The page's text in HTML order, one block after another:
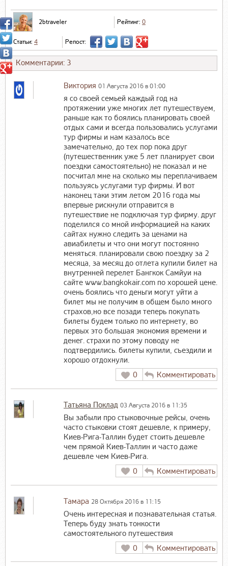
2btraveler Рейтинг: 0
Статьи: 4 Репост:
Комментарии: 3
Виктория 01 Августа 2016 в 01:00
я со своей семьей каждый год на
протяжении уже многих лет путешествуем,
раньше как то боялись планировать своей
отдых сами и всегда пользовались услугами
тур фирмы и нам казалось все
замечательно, до тех пор пока друг
(путешественник уже 5 лет планирует свои
поездки самостоятельно) не показал и не
посчитал мне на сколько мы переплачиваем
пользуясь услугами тур фирмы. И вот
наконец таки этим летом 2016 года мы
впервые рискнули отправится в
путешествие не подключая тур фирму. друг
поделился со мной информацией на каких
сайтах нужно следить за ценами на
авиабилеты и что они могут постоянно
меняться. планировали свою поездку за 2
месяца, за месяц до отлета купили билет на
внутренней перелет Бангкок Самйуи на
сайте www.bangkokair.com по хорошей цене.
очень боялись что деньги могут уйти а
билет мы не получим в общем было много
страхов,но все позади теперь покупать
билеты будем только по интернету, во
первых это большая экономия времени и
денег. страхи по этому поводу не
подтвердились. билеты купили, съездили и
хорошо отдохнули.
0
Комментировать
Татьяна Поклад 03 Августа 2016 в 11:35
Вы забыли про стыковочные рейсы, очень
часто стыковки стоят дешевле, к примеру,
Киев-Рига-Таллин будет стоить дешевле
чем прямой Киев-Таллин и часто даже
дешевле чем Киев-Рига.
0
Комментировать
Тамара 28 Октября 2016 в 11:15
Очень интересная и познавательная статья.
Теперь буду знать тонкости
самостоятельного путешествия
0
Комментировать